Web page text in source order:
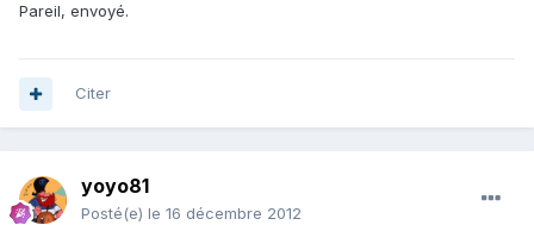
Pareil, envoyé.
Citer
yoyo81
Posté(e) le 16 décembre 2012